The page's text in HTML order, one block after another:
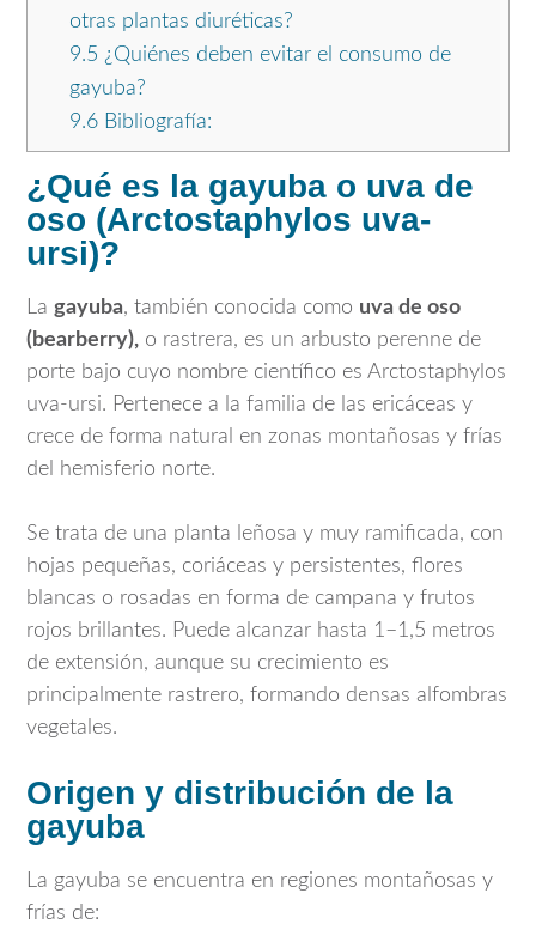
otras plantas diuréticas?
9.5 ¿Quiénes deben evitar el consumo de
gayuba?
9.6Bibliografía:
¿Qué es la gayuba o uva de
oso (Arctostaphylos uva-
ursi)?
La gayuba, también conocida como uva de oso
(bearberry), o rastrera, es un arbusto perenne de
porte bajo cuyo nombre científico es Arctostaphylos
uva-ursi. Pertenece a la familia de las ericáceas y
crece de forma natural en zonas montañosas y frías
del hemisferio norte.
Se trata de una planta leñosa y muy ramificada, con
hojas pequeñas, coriáceas y persistentes, flores
blancas o rosadas en forma de campana y frutos
rojos brillantes. Puede alcanzar hasta 1–1,5 metros
de extensión, aunque su crecimiento es
principalmente rastrero, formando densas alfombras
vegetales.
Origen y distribución de la
gayuba
La gayuba se encuentra en regiones montañosas y
frías de: